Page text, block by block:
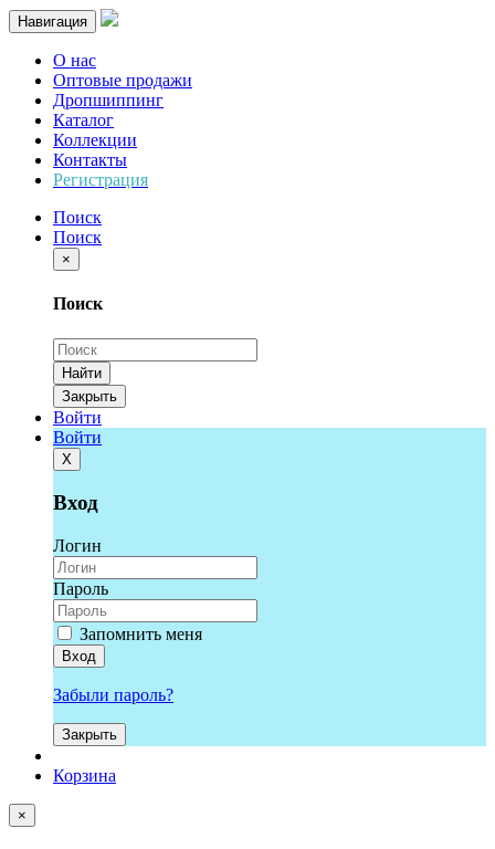
Навигация
О нас
Оптовые продажи
Дропшиппинг
Каталог
Коллекции
Контакты
Регистрация
Поиск
Поиск
×
Поиск
Найти
Закрыть
Войти
Войти
Х
Вход
Логин
Пароль
Запомнить меня
Вход
Забыли пароль?
Закрыть
Корзина
×